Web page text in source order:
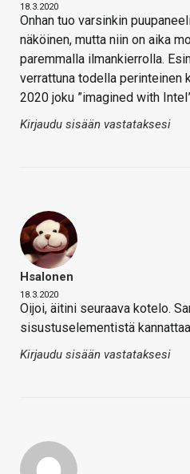
18.3.2020
Onhan tuo varsinkin
näköinen, mutta niin on aika
paremmalla ilmankierrolla.
verrattuna todella perinteinen
2020 joku ”imagined with
Kirjaudu sisään vastataksesi
Hsalonen
18.3.2020
Oijoi, äitini seuraava kotelo.
sisustuselementistä
Kirjaudu sisään vastataksesi